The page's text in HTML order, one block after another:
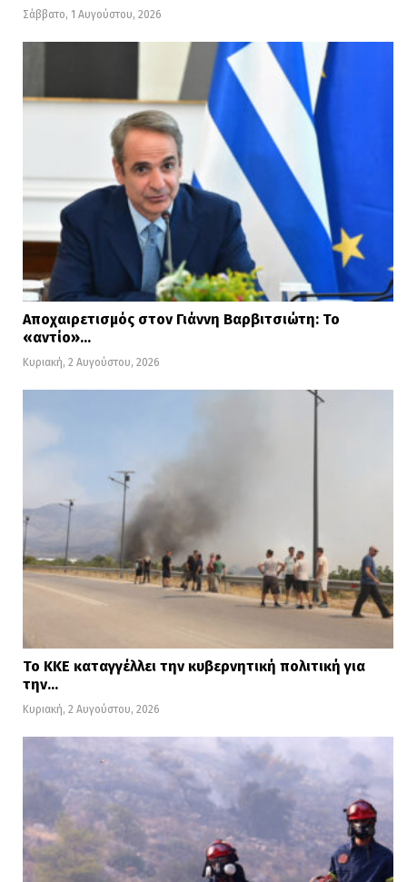
Σάββατο, 1 Αυγούστου, 2026
Αποχαιρετισμός στον Γιάννη Βαρβιτσιώτη: Το
«αντίο»…
Κυριακή, 2 Αυγούστου, 2026
Το ΚΚΕ καταγγέλλει την κυβερνητική πολιτική για
την…
Κυριακή, 2 Αυγούστου, 2026